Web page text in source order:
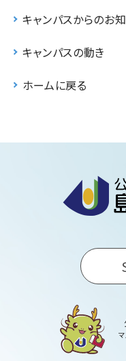
キャンパスからのお
キャンパスの動き
ホームに戻る